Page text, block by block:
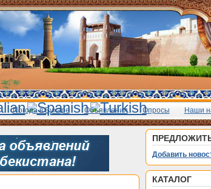
Погода в Бухаре Объявления Опросы Наши
Добавить
КАТАЛОГ